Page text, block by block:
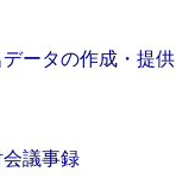
ータの作成・提供
議事録